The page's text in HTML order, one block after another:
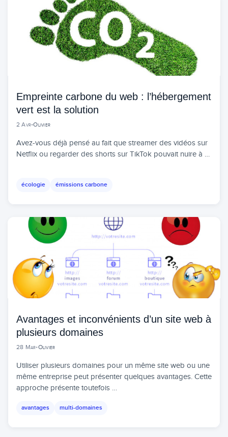
Empreinte carbone du web : l’hébergement
vert est la solution
2 Avr•Olivier
Avez-vous déjà pensé au fait que streamer des vidéos sur
Netflix ou regarder des shorts sur TikTok pouvait nuire à …
écologie émissions carbone
Avantages et inconvénients d’un site web à
plusieurs domaines
28 Mar•Olivier
Utiliser plusieurs domaines pour un même site web ou une
même entreprise peut présenter quelques avantages. Cette
approche présente toutefois …
avantages multi-domaines